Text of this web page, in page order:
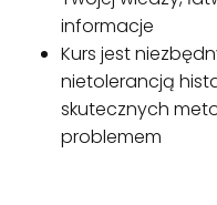
informacje
Kurs jest
nietolerancją
skutecznych
problemem